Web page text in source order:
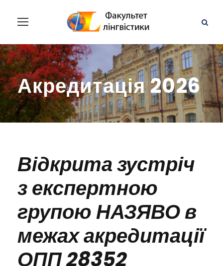
Акредитація 2026
Відкрита зустріч
з експертною
групою НАЗЯВО в
межах акредитації
ОПП 28352